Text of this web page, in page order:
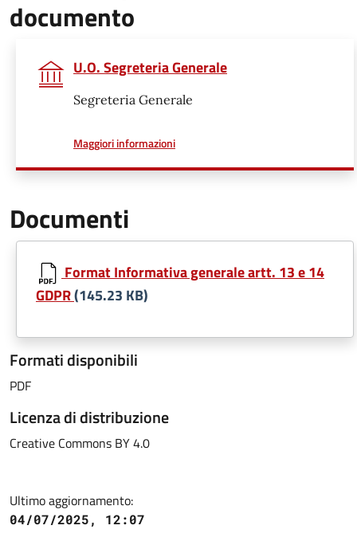
documento
U.O. Segreteria Generale
Segreteria Generale
Maggiori informazionia proposito di
Documenti
Format Informativa generale artt. 13 e 14
GDPR(145.23 KB)
Formati disponibili
PDF
Licenza di distribuzione
Creative Commons BY 4.0
Ultimo aggiornamento:
04/07/2025, 12:07